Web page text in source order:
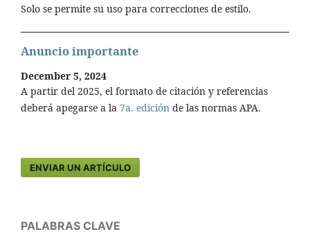
Solo se permite su uso para correcciones de estilo.
Anuncio importante
December 5, 2024
A partir del 2025, el formato de citación y referencias
deberá apegarse a la 7a. edición de las normas APA.
ENVIAR UN ARTÍCULO
PALABRAS CLAVE